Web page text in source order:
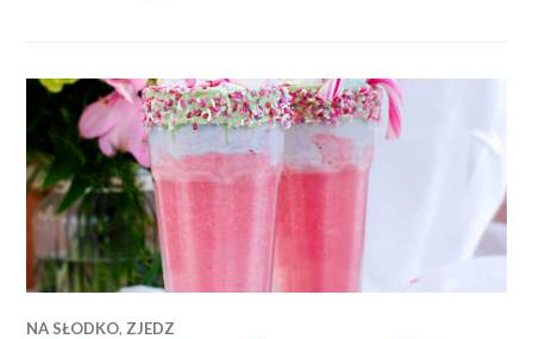
NA SŁODKO, ZJEDZ